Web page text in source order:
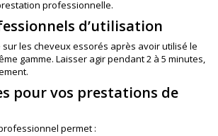
professionnelle.
d’utilisation
les cheveux essorés après avoir utilisé le
gamme. Laisser agir pendant 2 à 5 minutes,
pour vos prestations de
permet :